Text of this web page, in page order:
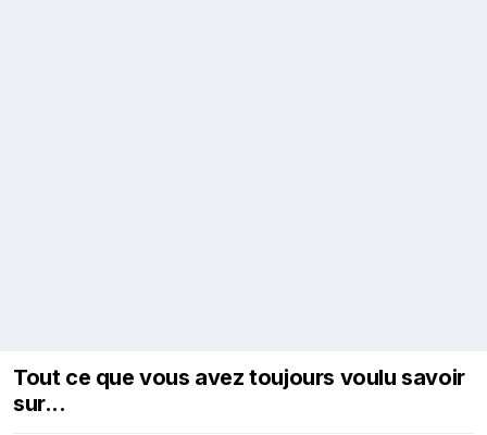
Tout ce que vous avez toujours voulu savoir
sur...